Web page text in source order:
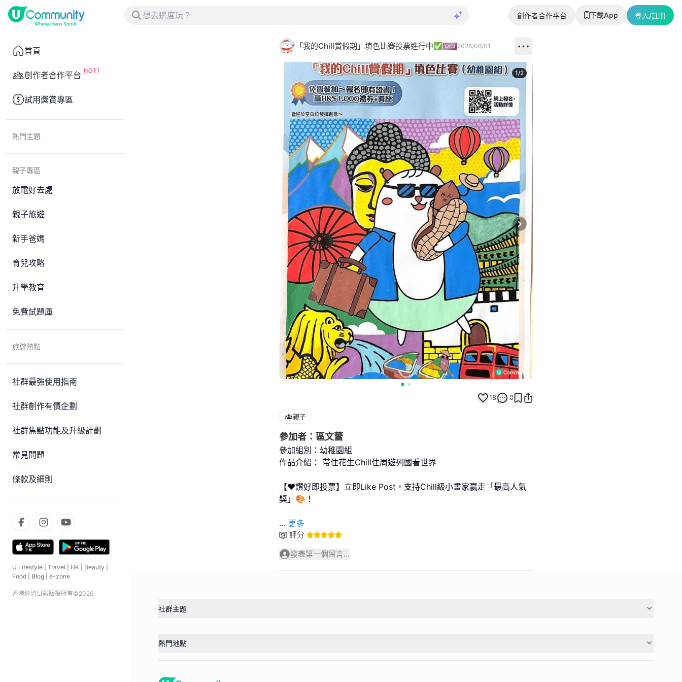
創作者合作平台 下載App 登入/註冊
首頁
創作者合作平台
試用獎賞專區
熱門主題
親子專區
放電好去處
親子旅遊
新手爸媽
育兒攻略
升學教育
免費試題庫
旅遊熱點
社群最強使用指南
社群創作有價企劃
社群焦點功能及升級計劃
常見問題
條款及細則
U Lifestyle Travel HK Beauty
Food
Blog e-zone
香港經濟日報版權所有©2026
「我的Chill賞假期」填色比賽投票進行中✅ 2026/06/01
Next slide
1/2
18 0
親子
參加者：區文蕾
參加組別：幼稚園組
作品介紹： 帶住花生Chill住周遊列國看世界
【❤️讚好即投票】立即Like Post，支持Chill級小畫家贏走「最高人氣
獎」🎨！
... 更多
評分
發表第一個留言...
社群主題
熱門地點